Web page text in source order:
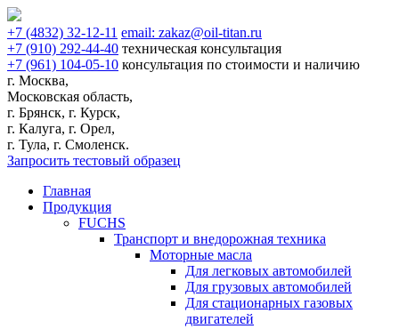
+7 (4832) 32-12-11 email: zakaz@oil-titan.ru
+7 (910) 292-44-40 техническая консультация
+7 (961) 104-05-10 консультация по стоимости и наличию
г. Москва,
Московская область,
г. Брянск, г. Курск,
г. Калуга, г. Орел,
г. Тула, г. Смоленск.
Запросить тестовый образец
Главная
Продукция
FUCHS
Транспорт и внедорожная техника
Моторные масла
Для легковых автомобилей
Для грузовых автомобилей
Для стационарных газовых
двигателей